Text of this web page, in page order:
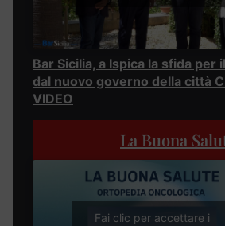
Bar Sicilia, a Ispica la sfida per
dal nuovo governo della città
VIDEO
La Buona
Fai clic per accettare i